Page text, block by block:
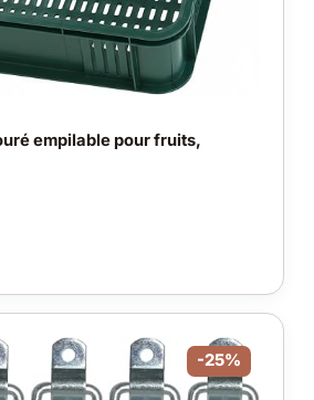
empilable pour fruits,
-25%